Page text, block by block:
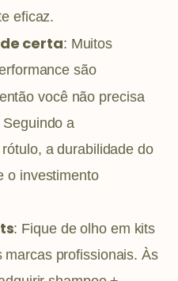
eficaz.
certa: Muitos
são
você não precisa
a
a durabilidade do
o investimento
: Fique de olho em kits
marcas profissionais. Às